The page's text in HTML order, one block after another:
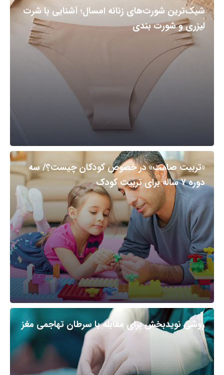
شیک‌ترین شورت‌های زنانه امسال؛ آشنایی با شرت
لیزری و شورت بندی
«تربیت صامت» در خصوص کودکان چیست؟/ سه
دوره ۷ ساله برای تربیت کودک
روشی نویدبخش برای مقابله با سرطان تهاجمی مغز